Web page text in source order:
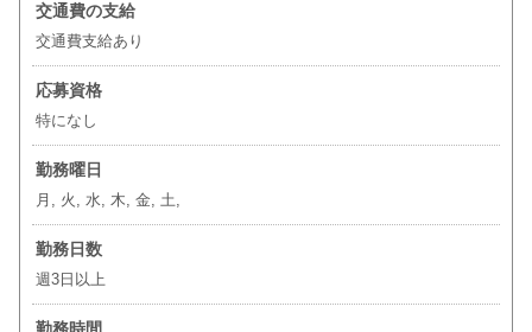
交通費の支給
交通費支給あり
応募資格
特になし
勤務曜日
月, 火, 水, 木, 金, 土,
勤務日数
週3日以上